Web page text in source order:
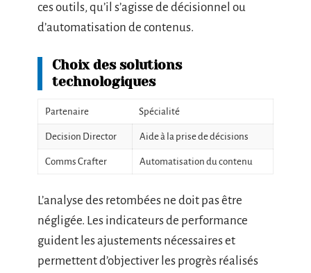
ces outils, qu’il s’agisse de décisionnel ou
d’automatisation de contenus.
Choix des solutions
technologiques
Partenaire Spécialité
Decision Director Aide à la prise de décisions
Comms Crafter Automatisation du contenu
L’analyse des retombées ne doit pas être
négligée. Les indicateurs de performance
guident les ajustements nécessaires et
permettent d’objectiver les progrès réalisés